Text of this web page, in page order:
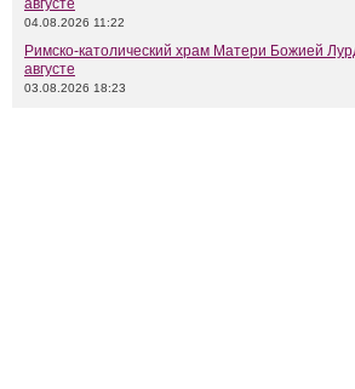
августе
04.08.2026 11:22
Римско-католический храм Матери Божией
августе
03.08.2026 18:23